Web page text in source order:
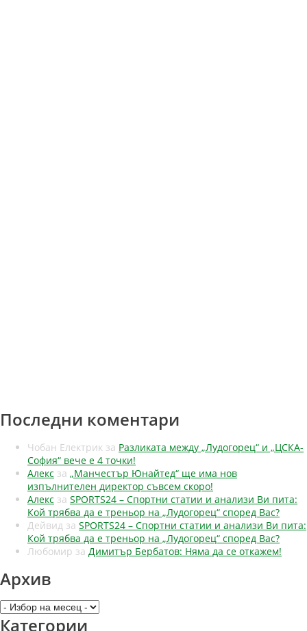
Последни коментари
Чобан Електрик за Разликата между „Лудогорец“ и „ЦСКА-
София“ вече е 4 точки!
Алекс за „Манчестър Юнайтед“ ще има нов
изпълнителен директор съвсем скоро!
Алекс за SPORTS24 – Спортни статии и анализи Ви пита:
Кой трябва да е треньор на „Лудогорец“ според Вас?
Дейвид за SPORTS24 – Спортни статии и анализи Ви пита:
Кой трябва да е треньор на „Лудогорец“ според Вас?
Любомир за Димитър Бербатов: Няма да се откажем!
Архив
Архив
Категории